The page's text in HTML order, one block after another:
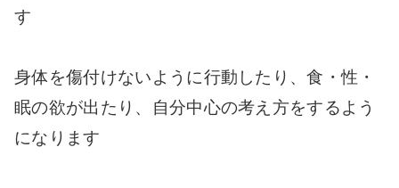
す
身体を傷付けないように行動したり、食・性・
眠の欲が出たり、自分中心の考え方をするよう
になります